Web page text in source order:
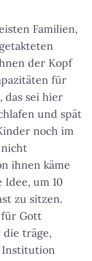
Familien,
der Kopf
für
das sei hier
und spät
noch im
ihnen käme
um 10
zu sitzen.
für Gott
träge,
Institution